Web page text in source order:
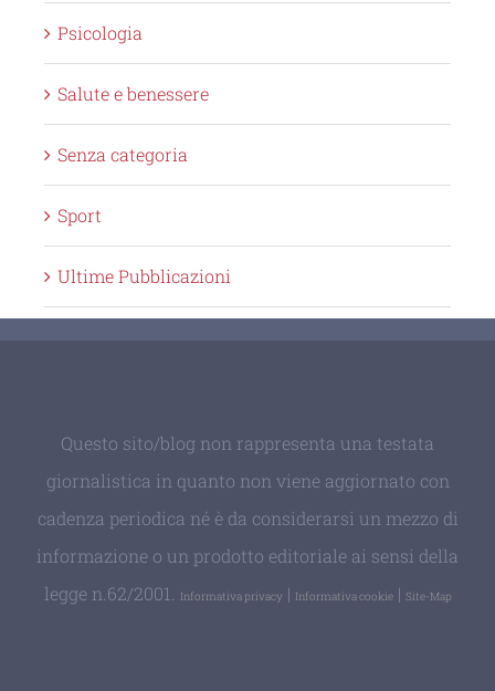
Psicologia
Salute e benessere
Senza categoria
Sport
Ultime Pubblicazioni
Questo sito/blog non rappresenta una testata
giornalistica in quanto non viene aggiornato con
cadenza periodica né è da considerarsi un mezzo di
informazione o un prodotto editoriale ai sensi della
legge n.62/2001.
Informativa privacy | Informativa cookie| Site-Map